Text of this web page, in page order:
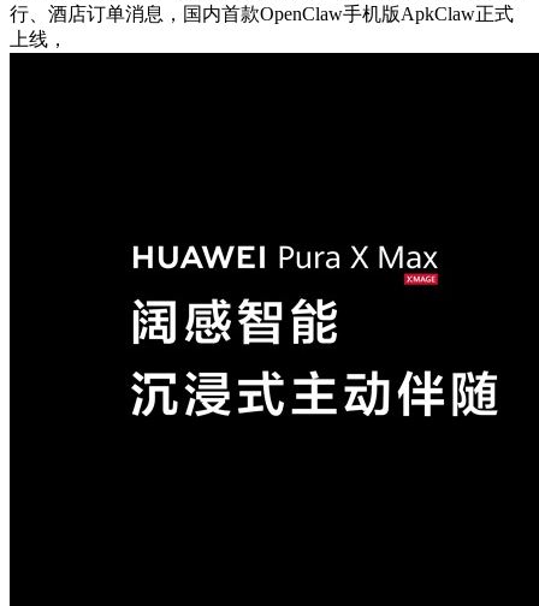
行、酒店订单消息，国内首款OpenClaw手机版ApkClaw正式
上线，